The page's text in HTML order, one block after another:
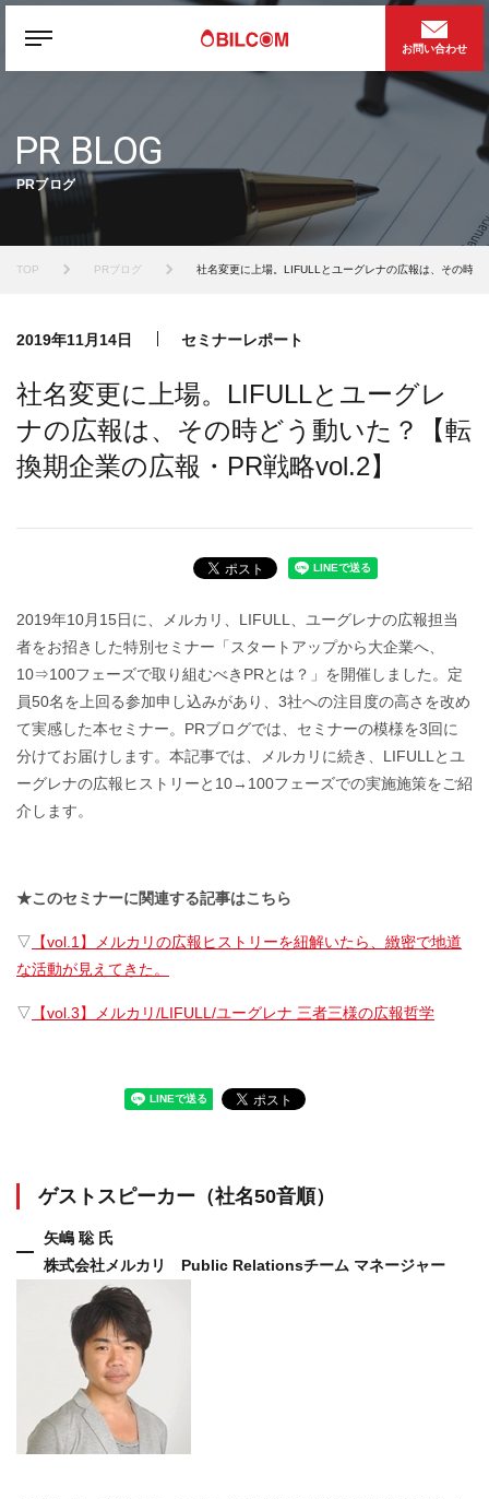
お問い合わせ
PR BLOG
PRブログ
TOP PRブログ 社名変更に上場。LIFULLとユーグレナの広報は、その時
2019年11月14日 セミナーレポート
社名変更に上場。LIFULLとユーグレ
ナの広報は、その時どう動いた？【転
換期企業の広報・PR戦略vol.2】
2019年10月15日に、メルカリ、LIFULL、ユーグレナの広報担当
者をお招きした特別セミナー「スタートアップから大企業へ、
10⇒100フェーズで取り組むべきPRとは？」を開催しました。定
員50名を上回る参加申し込みがあり、3社への注目度の高さを改め
て実感した本セミナー。PRブログでは、セミナーの模様を3回に
分けてお届けします。本記事では、メルカリに続き、LIFULLとユ
ーグレナの広報ヒストリーと10→100フェーズでの実施施策をご紹
介します。
★このセミナーに関連する記事はこちら
▽ 【vol.1】メルカリの広報ヒストリーを紐解いたら、緻密で地道
な活動が見えてきた。
▽ 【vol.3】メルカリ/LIFULL/ユーグレナ 三者三様の広報哲学
ゲストスピーカー（社名50音順）
矢嶋 聡 氏
株式会社メルカリ Public Relationsチーム マネージャー